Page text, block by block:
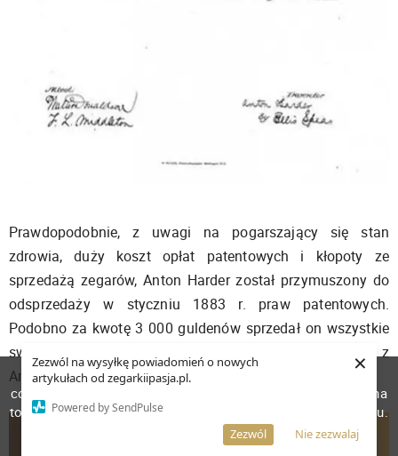
Zezwól na wysyłkę powiadomień o nowych
artykułach od zegarkiipasja.pl.
Powered by SendPulse
Nie zezwalaj
Zezwól
×
Prawdopodobnie, z uwagi na pogarszający się stan
zdrowia, duży koszt opłat patentowych i kłopoty ze
sprzedażą zegarów, Anton Harder został przymuszony do
odsprzedaży w styczniu 1883 r. praw patentowych.
Podobno za kwotę 3 000 guldenów sprzedał on wszystkie
swoje prawa patentowe Arnoldowi de Gruyter z
Amsterdamu.
W celu poprawienia jakości usług korzystamy z plików
cookies. Pozostanie na stronie oznacza, iż wyrażasz zgodę na
to, że pliki cookies będą przechowywane w Twoim urządzeniu.
Więcej informacji